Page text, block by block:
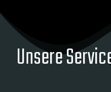
Unsere